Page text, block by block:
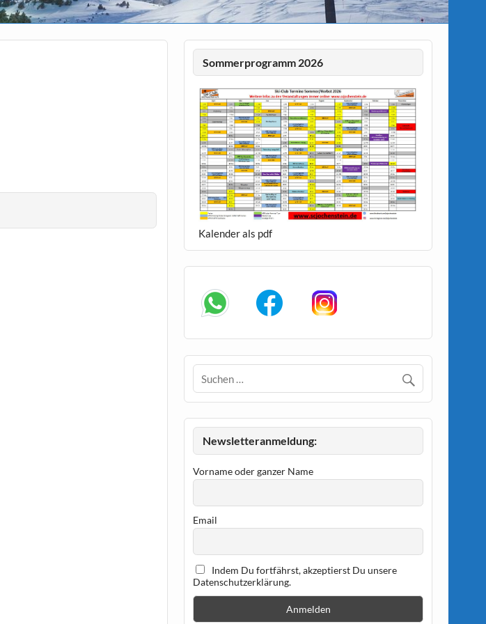
Sommerprogramm 2026
Kalender als pdf
Newsletteranmeldung:
Vorname oder ganzer Name
Email
Indem Du fortfährst, akzeptierst Du unsere
Datenschutzerklärung.